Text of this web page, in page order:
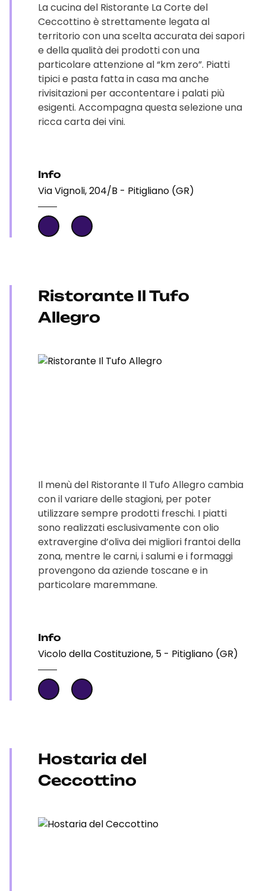
La cucina del Ristorante La Corte del
Ceccottino è strettamente legata al
territorio con una scelta accurata dei sapori
e della qualità dei prodotti con una
particolare attenzione al “km zero”. Piatti
tipici e pasta fatta in casa ma anche
rivisitazioni per accontentare i palati più
esigenti. Accompagna questa selezione una
ricca carta dei vini.
Info
Via Vignoli, 204/B - Pitigliano (GR)
Ristorante Il Tufo
Allegro
Il menù del Ristorante Il Tufo Allegro cambia
con il variare delle stagioni, per poter
utilizzare sempre prodotti freschi. I piatti
sono realizzati esclusivamente con olio
extravergine d’oliva dei migliori frantoi della
zona, mentre le carni, i salumi e i formaggi
provengono da aziende toscane e in
particolare maremmane.
Info
Vicolo della Costituzione, 5 - Pitigliano (GR)
Hostaria del
Ceccottino